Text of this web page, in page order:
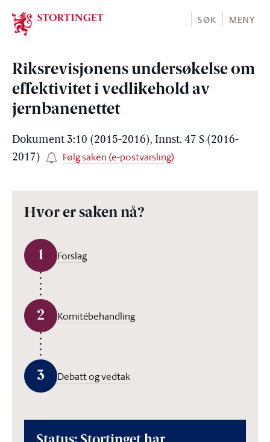
Stortinget.no
SØK MENY
Riksrevisjonens undersøkelse om
effektivitet i vedlikehold av
jernbanenettet
Dokument 3:10 (2015-2016), Innst. 47 S (2016-
2017)
Følg saken (e-postvarsling)
Hvor er saken nå?
1 Forslag
2 Komitébehandling
3 Debatt og vedtak